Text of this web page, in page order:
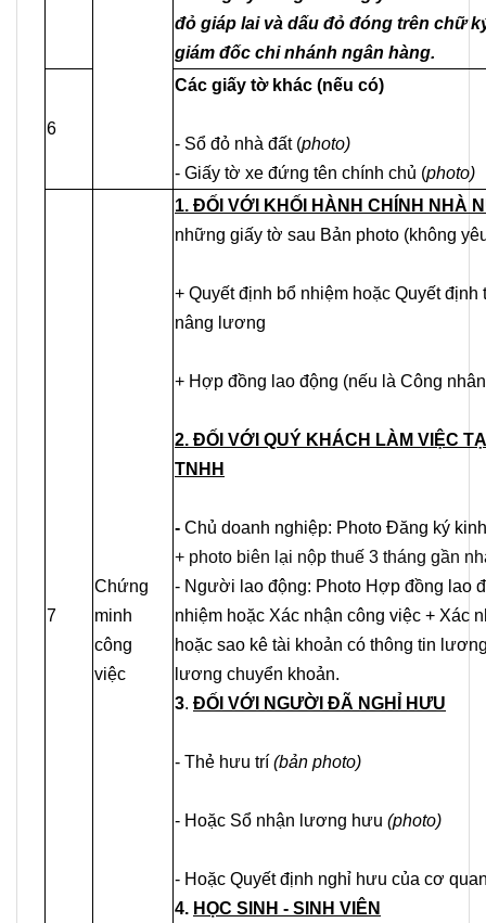
đỏ giáp lai và dấu đỏ đóng trên chữ
giám đốc chi nhánh ngân hàng.
6
Các giấy tờ khác (nếu có)
- Sổ đỏ nhà đất (photo)
- Giấy tờ xe đứng tên chính chủ (photo)
7
Chứng
minh
công
việc
1. ĐỐI VỚI KHỐI HÀNH CHÍNH NHÀ
những giấy tờ sau Bản photo (không
+ Quyết định bổ nhiệm hoặc Quyết
nâng lương
+ Hợp đồng lao động (nếu là Công
2. ĐỐI VỚI QUÝ KHÁCH LÀM VIỆC
TNHH
- Chủ doanh nghiệp: Photo Đăng ký
+ photo biên lại nộp thuế 3 tháng gần
- Người lao động: Photo Hợp đồng lao
nhiệm hoặc Xác nhận công việc + Xác
hoặc sao kê tài khoản có thông tin
lương chuyển khoản.
3. ĐỐI VỚI NGƯỜI ĐÃ NGHỈ HƯU
- Thẻ hưu trí (bản photo)
- Hoặc Sổ nhận lương hưu (photo)
- Hoặc Quyết định nghỉ hưu của cơ
4. HỌC SINH - SINH VIÊN